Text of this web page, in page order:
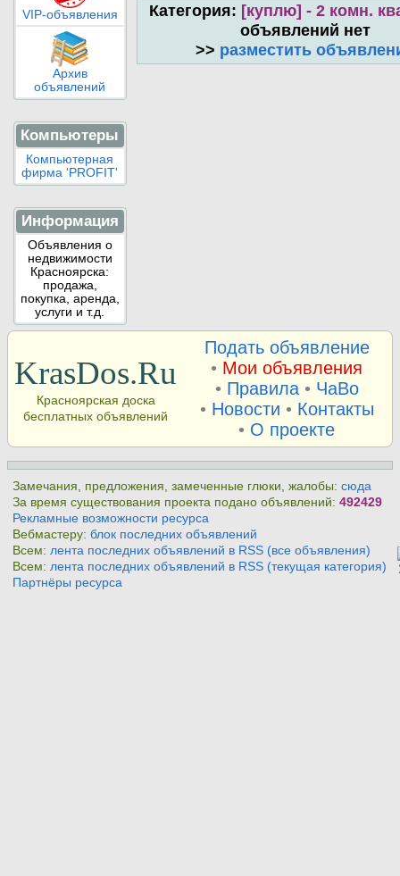
VIP-объявления
Архив
объявлений
Компьютеры
Компьютерная
фирма 'PROFIT'
Информация
Объявления о
недвижимости
Красноярска:
продажа,
покупка, аренда,
услуги и т.д.
Категория: [куплю] - 2 комн.
объявлений нет
>> разместить
KrasDos.Ru
Красноярская доска
бесплатных объявлений
Подать объявление
• Мои объявления
• Правила• ЧаВо
• Новости • Контакты
• О проекте
Замечания, предложения, замеченные глюки, жалобы:сюда
За время существования проекта подано объявлений:492429
Рекламные возможности ресурса
Вебмастеру:блок последних объявлений
Всем: лента последних объявлений в RSS (все объявления)
Всем: лента последних объявлений в RSS (текущая категория)
Партнёры ресурса